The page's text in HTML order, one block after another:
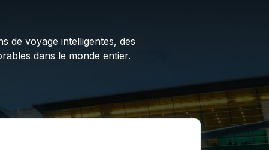
de voyage intelligentes, des
dans le monde entier.